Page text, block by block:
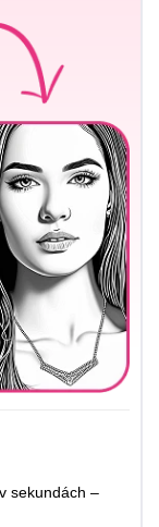
sekundách –